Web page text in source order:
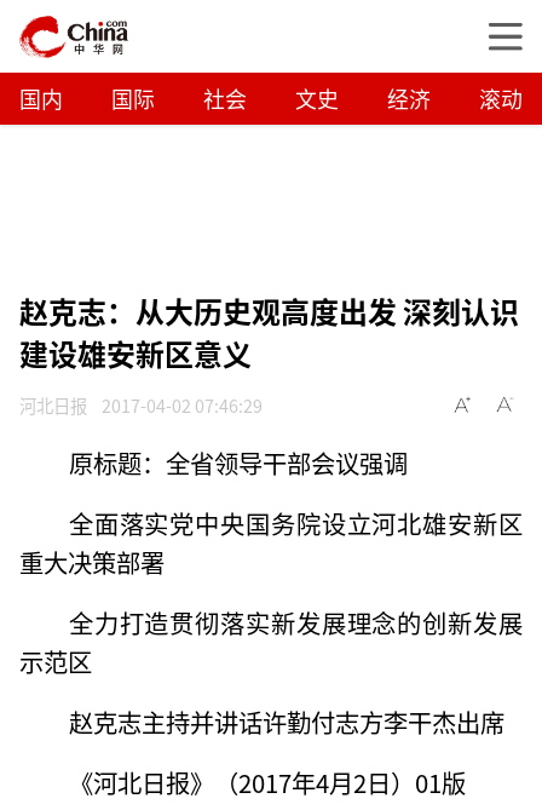
国内 国际 社会 文史 经济 滚动
赵克志：从大历史观高度出发 深刻认识
建设雄安新区意义
河北日报 2017-04-02 07:46:29
原标题：全省领导干部会议强调
全面落实党中央国务院设立河北雄安新区
重大决策部署
全力打造贯彻落实新发展理念的创新发展
示范区
赵克志主持并讲话许勤付志方李干杰出席
《河北日报》（2017年4月2日）01版